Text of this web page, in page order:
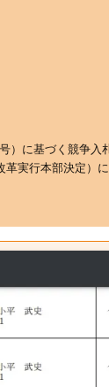
）に基づく競争入
実行本部決定）